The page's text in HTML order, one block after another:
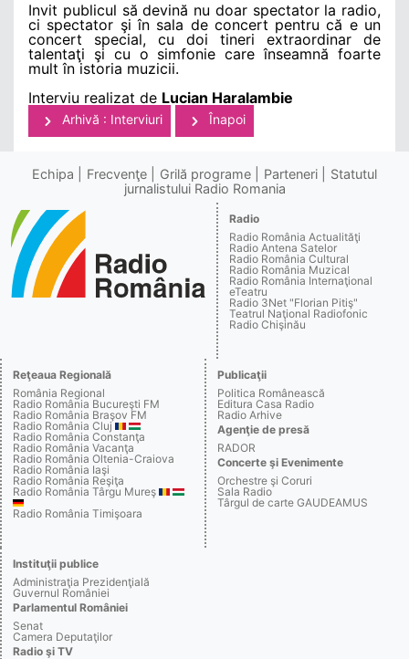
Invit publicul să devină nu doar spectator la radio,
ci spectator şi în sala de concert pentru că e un
concert special, cu doi tineri extraordinar de
talentaţi şi cu o simfonie care înseamnă foarte
mult în istoria muzicii.
Interviu realizat de Lucian Haralambie
Arhivă : Interviuri Înapoi
Echipa Frecvenţe Grilă programe Parteneri
Statutul
jurnalistului Radio Romania
Radio
Radio România Actualităţi
Radio Antena Satelor
Radio România Cultural
Radio România Muzical
Radio România Internaţional
eTeatru
Radio 3Net "Florian Pitiş"
Teatrul Naţional Radiofonic
Radio Chişinău
Reţeaua Regională
România Regional
Radio România Bucureşti FM
Radio România Braşov FM
Radio România Cluj
Radio România Constanţa
Radio România Vacanţa
Radio România Oltenia-Craiova
Radio România Iaşi
Radio România Reşiţa
Radio România Târgu Mureş
Radio România Timişoara
Publicaţii
Politica Românească
Editura Casa Radio
Radio Arhive
Agenţie de presă
RADOR
Concerte şi Evenimente
Orchestre şi Coruri
Sala Radio
Târgul de carte GAUDEAMUS
Instituţii publice
Administraţia Prezidenţială
Guvernul României
Parlamentul României
Senat
Camera Deputaţilor
Radio şi TV